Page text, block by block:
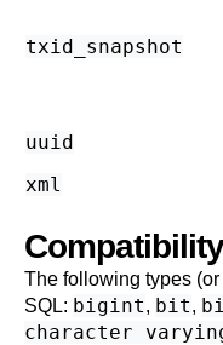
txid_snapshot
uuid
xml
Compatibility
The following types
SQL: bigint, bit,
character